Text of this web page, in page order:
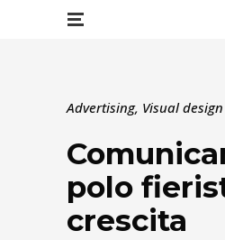
Advertising, Visual design
polo
crescita